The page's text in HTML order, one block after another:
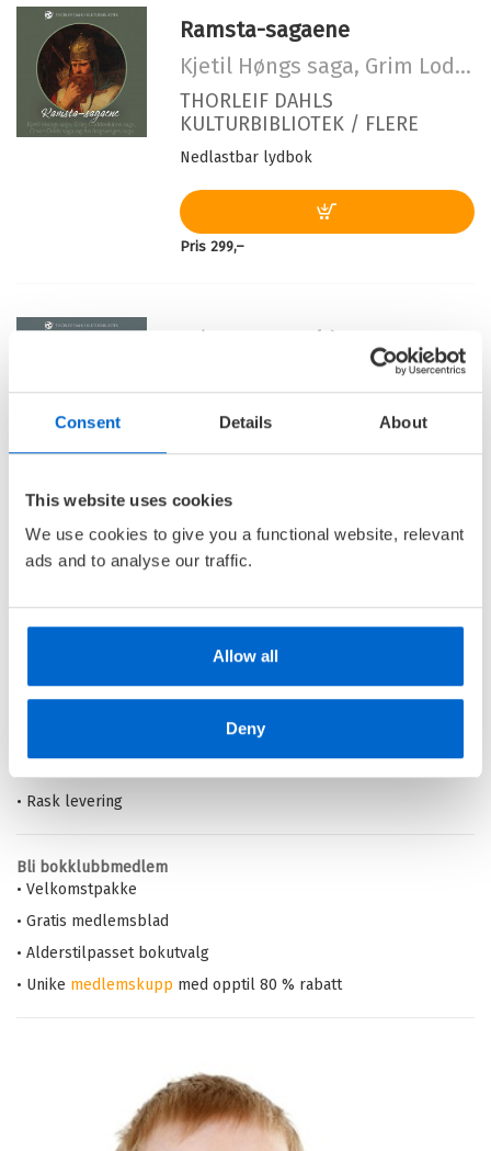
Consent Details About
This website uses cookies
We use cookies to give you a functional website, relevant
ads and to analyse our traffic.
Allow all
Deny
Ramsta-sagaene
Kjetil Høngs saga, Grim Loddenkinns saga, Orvar-Odds saga og Ån Bogsveiges saga
THORLEIF DAHLS
KULTURBIBLIOTEK / FLERE
Nedlastbar lydbok
Pris 299,–
Tristan og Isolde
Pris 299,–
Din barnebokhandel på nett
• Best på barnebøker
• Alltid lave priser og maks rabatt
• Rask levering
Bli bokklubbmedlem
• Velkomstpakke
• Gratis medlemsblad
• Alderstilpasset bokutvalg
• Unike medlemskupp med opptil 80 % rabatt